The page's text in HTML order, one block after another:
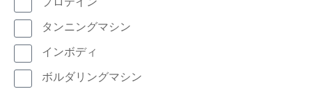
タンニングマシン
インボディ
ボルダリングマシン